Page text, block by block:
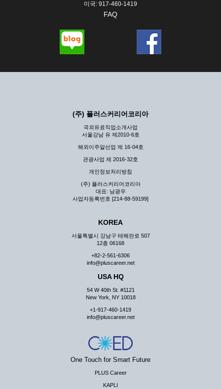
미국: 917-460-1419
FAQ
(주) 플러스커리어코리아
국외유료직업소개사업
서울강남 유 제2010-6호
해외이주알선업 제 16-04호
관광사업 제 2016-32호
개인정보처리방침
(주) 플러스커리어코리아
대표: 남광우
사업자등록번호 [214-88-59199]
KOREA
서울특별시 강남구 테헤란로 507
12층 06168
+82-2-561-6306
info@pluscareer.net
USA HQ
54 W 40th St. #1121
New York, NY 10018
+1-917-460-1419
info@pluscareer.net
One Touch for Smart Future
PLUS Career
KAPLI